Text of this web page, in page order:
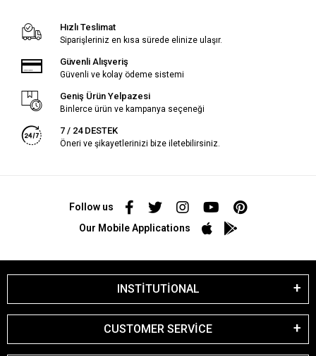
Hızlı Teslimat
Siparişleriniz en kısa sürede elinize ulaşır.
Güvenli Alışveriş
Güvenli ve kolay ödeme sistemi
Geniş Ürün Yelpazesi
Binlerce ürün ve kampanya seçeneği
7 / 24 DESTEK
Öneri ve şikayetlerinizi bize iletebilirsiniz.
Follow us
Our Mobile Applications
INSTİTUTİONAL
CUSTOMER SERVİCE